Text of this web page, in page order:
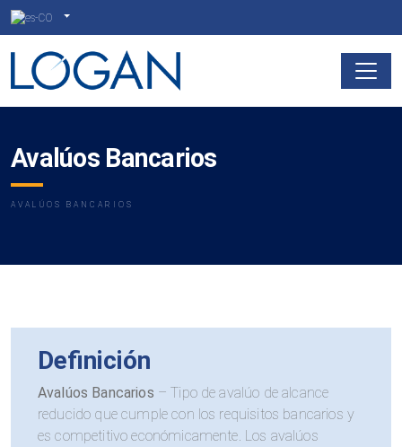
Avalúos Bancarios
AVALÚOS BANCARIOS
Definición
Avalúos Bancarios – Tipo de avalúo de alcance
reducido que cumple con los requisitos bancarios y
es competitivo económicamente. Los avalúos